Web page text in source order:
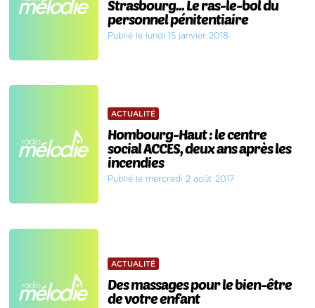
Strasbourg... Le ras-le-bol du
personnel pénitentiaire
Publié le lundi 15 janvier 2018
ACTUALITÉ
Hombourg-Haut : le centre
social ACCES, deux ans après les
incendies
Publié le mercredi 2 août 2017
ACTUALITÉ
Des massages pour le bien-être
de votre enfant